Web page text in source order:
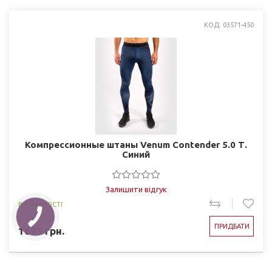
КОД: 03571-450
Компрессионные штаны Venum Contender 5.0 Т.
Синий
Залишити відгук
В НАЯВНОСТІ
1695 грн. ПРИДБАТИ